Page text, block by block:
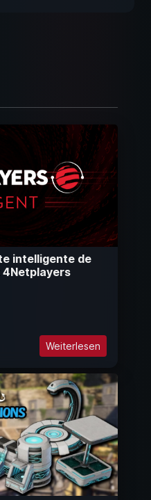
intelligente de
4Netplayers
Weiterlesen